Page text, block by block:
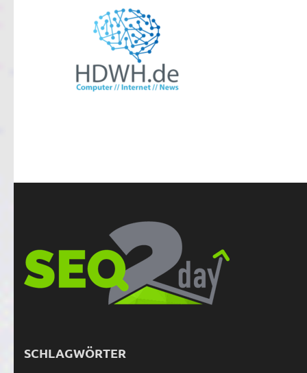
SCHLAGWÖRTER